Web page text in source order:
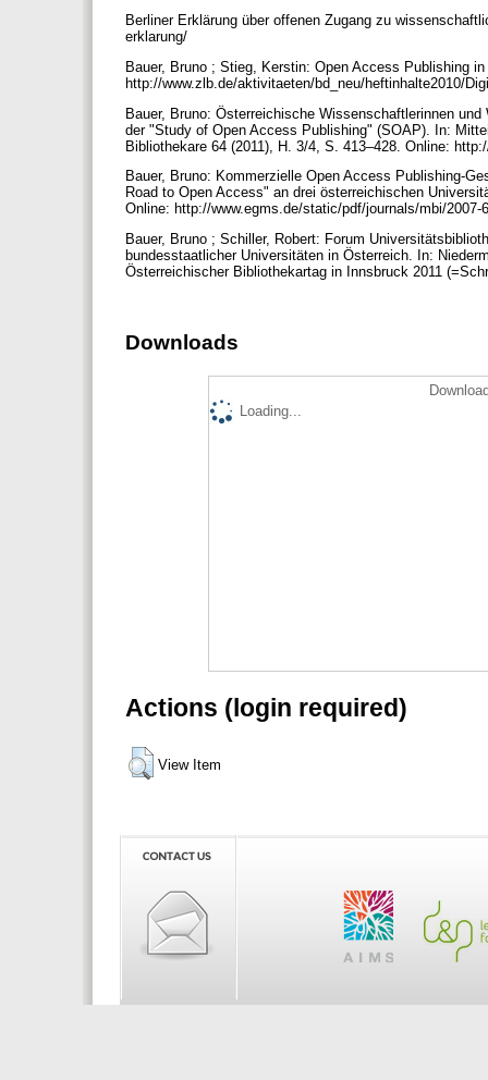
Berliner Erklärung über offenen Zugang zu
erklarung/
Bauer, Bruno ; Stieg, Kerstin: Open Access Publishing
http://www.zlb.de/aktivitaeten/bd_neu/heftinhalte2010/
Bauer, Bruno: Österreichische Wissenschaftlerinnen
der "Study of Open Access Publishing" (SOAP). In:
Bibliothekare 64 (2011), H. 3/4, S. 413–428. Online:
Bauer, Bruno: Kommerzielle Open Access Publishing-
Road to Open Access" an drei österreichischen
Online: http://www.egms.de/static/pdf/journals/mbi/
Bauer, Bruno ; Schiller, Robert: Forum
bundesstaatlicher Universitäten in Österreich. In:
Österreichischer Bibliothekartag in Innsbruck 2011
Downloads
Loading...
Actions (login required)
View Item